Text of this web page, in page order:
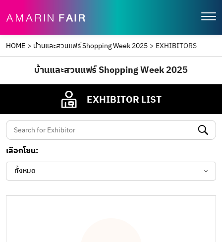
HOME > บ้านและสวนแฟร์ Shopping Week 2025 > EXHIBITORS
บ้านและสวนแฟร์ Shopping Week 2025
EXHIBITOR LIST
เลือกโซน:
ทั้งหมด